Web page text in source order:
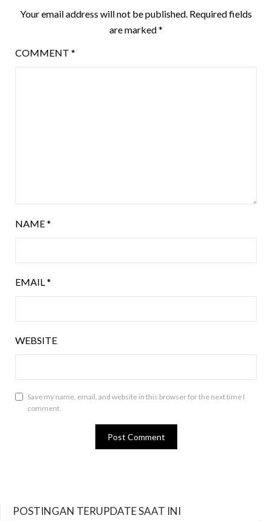
Your email address will not be published. Required fields
are marked*
COMMENT *
NAME*
EMAIL*
WEBSITE
Save my name, email, and website in this browser for the next time I
comment.
POSTINGAN TERUPDATE SAAT INI